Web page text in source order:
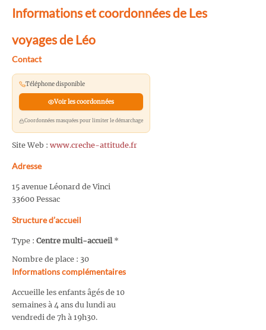
Informations et coordonnées de Les
voyages de Léo
Contact
Téléphone disponible
Voir les coordonnées
Coordonnées masquées pour limiter le démarchage
Site Web : www.creche-attitude.fr
Adresse
15 avenue Léonard de Vinci
33600 Pessac
Structure d’accueil
Type : Centre multi-accueil*
Nombre de place : 30
Informations complémentaires
Accueille les enfants âgés de 10
semaines à 4 ans du lundi au
vendredi de 7h à 19h30.